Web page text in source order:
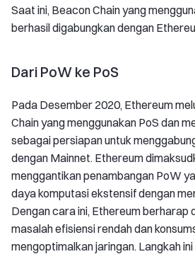
Saat ini, Beacon Chain yang
berhasil digabungkan dengan
Dari PoW ke PoS
Pada Desember 2020, Ethereum
Chain yang menggunakan PoS dan
sebagai persiapan untuk
dengan Mainnet. Ethereum
menggantikan penambangan PoW
daya komputasi ekstensif dengan
Dengan cara ini, Ethereum berharap
masalah efisiensi rendah dan
mengoptimalkan jaringan. Langkah